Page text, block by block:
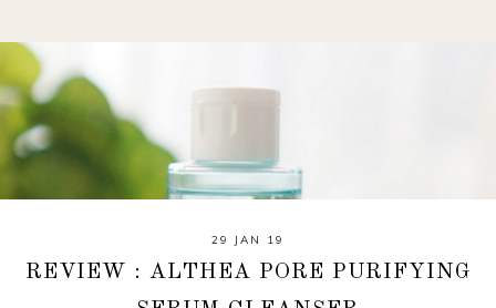
29 JAN 19
REVIEW : ALTHEA PORE PURIFYING